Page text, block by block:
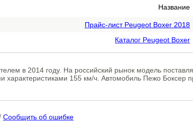
Название
Прайс-лист Peugeot Boxer 2018
Каталог Peugeot Boxer
в 2014 году. На российский рынок модель
155 км/ч. Автомобиль Пежо Боксер
Сообщить об ошибке